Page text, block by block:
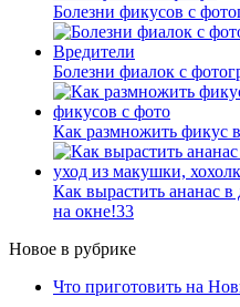
Болезни фикусов с
Болезни фиалок с
Как размножить фикус
Как вырастить ананас
на окне!33
Новое в рубрике
Что приготовить на